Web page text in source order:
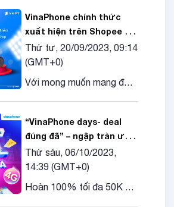
VinaPhone chính thức
xuất hiện trên Shopee và
TikTok Shop!
Thứ tư, 20/09/2023, 09:14
(GMT+0)
Với mong muốn mang đến
ngày 15/9/2023,
VinaPhone chính thức triển
khai bán các thiết bị công
nghệ và viễn thông trên 2
sàn thương mại điện tử
“VinaPhone days- deal
đúng đã” – ngập tràn ưu
đãi khủng trong ứng dụng
Momo
Thứ sáu, 06/10/2023,
14:39 (GMT+0)
Hoàn 100% tối đa 50K khi